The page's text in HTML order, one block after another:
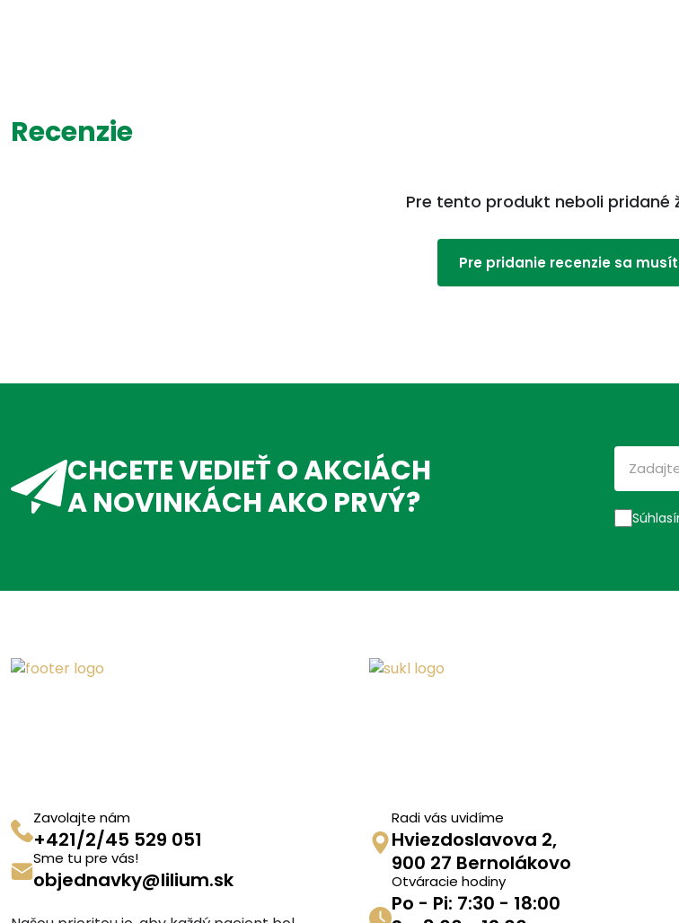
Recenzie
Pre tento produkt neboli pridané
Pre pridanie recenzie sa
CHCETE VEDIEŤ O AKCIÁCH
A NOVINKÁCH AKO PRVÝ?
Zavolajte nám
+421/2/45 529 051
Sme tu pre vás!
objednavky@lilium.sk
Radi vás uvidíme
Hviezdoslavova 2,
900 27 Bernolákovo
Otváracie hodiny
Po - Pi: 7:30 - 18:00